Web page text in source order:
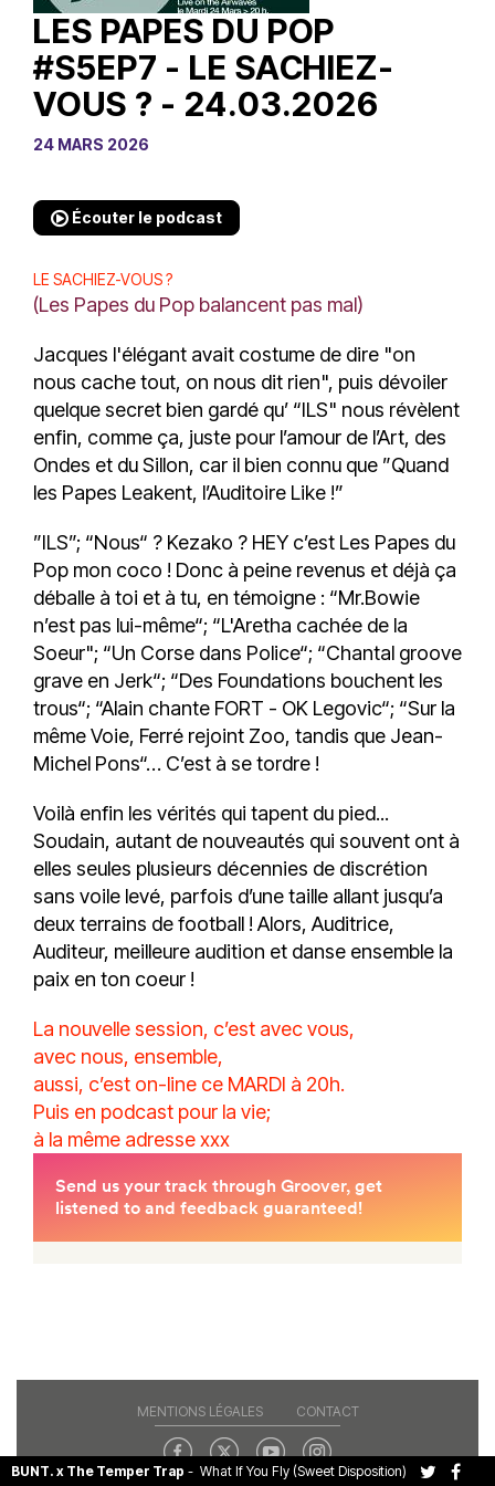
LES PAPES DU POP
#S5EP7 - LE SACHIEZ-
VOUS ? - 24.03.2026
24 MARS 2026
Écouter le podcast
LE SACHIEZ-VOUS ?
(Les Papes du Pop balancent pas mal)
Jacques l'élégant avait costume de dire "on
nous cache tout, on nous dit rien", puis dévoiler
quelque secret bien gardé qu’ “ILS" nous révèlent
enfin, comme ça, juste pour l’amour de l’Art, des
Ondes et du Sillon, car il bien connu que ”Quand
les Papes Leakent, l’Auditoire Like !”
”ILS”; “Nous“ ? Kezako ? HEY c’est Les Papes du
Pop mon coco ! Donc à peine revenus et déjà ça
déballe à toi et à tu, en témoigne : “Mr.Bowie
n’est pas lui-même“; “L'Aretha cachée de la
Soeur"; “Un Corse dans Police“; “Chantal groove
grave en Jerk“; “Des Foundations bouchent les
trous“; “Alain chante FORT - OK Legovic“; “Sur la
même Voie, Ferré rejoint Zoo, tandis que Jean-
Michel Pons“… C’est à se tordre !
Voilà enfin les vérités qui tapent du pied...
Soudain, autant de nouveautés qui souvent ont à
elles seules plusieurs décennies de discrétion
sans voile levé, parfois d’une taille allant jusqu’a
deux terrains de football ! Alors, Auditrice,
Auditeur, meilleure audition et danse ensemble la
paix en ton coeur !
La nouvelle session, c’est avec vous,
avec nous, ensemble,
aussi, c’est on-line ce MARDI à 20h.
Puis en podcast pour la vie;
à la même adresse xxx
BUNT. x The Temper Trap - What If You Fly (Sweet Disposition)
MENTIONS LÉGALES CONTACT